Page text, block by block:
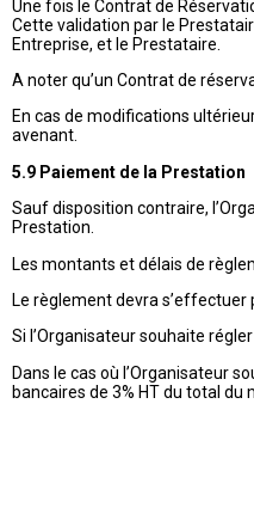
Une fois le Contrat de
Cette validation par le
Entreprise, et le Prestataire.
A noter qu’un Contrat de
En cas de modifications
avenant.
5.9 Paiement de la Prestation
Sauf disposition contraire,
Prestation.
Les montants et délais de
Le règlement devra s’effectuer
Si l’Organisateur souhaite
Dans le cas où l’Organisateur
bancaires de 3% HT du total